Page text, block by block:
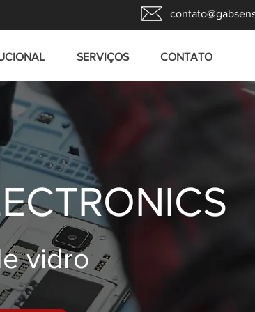
SERVIÇOS CONTATO
vidro